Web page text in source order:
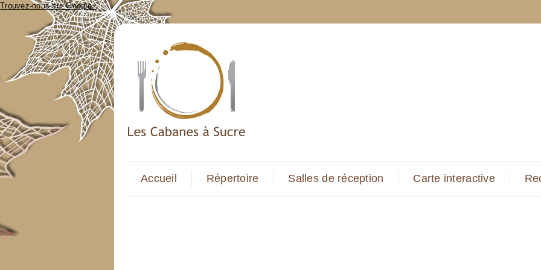
Trouvez-nous sur Google+
Accueil Répertoire Salles de réception Carte interactive